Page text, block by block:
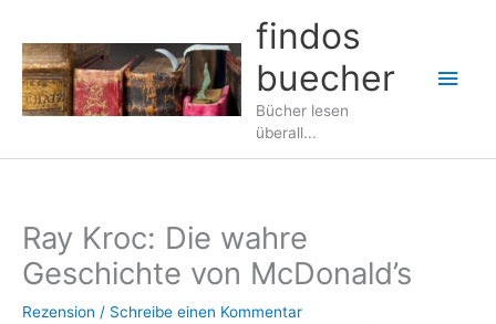
Inhalt
springen
findos
buecher
Bücher lesen
überall...
Ray Kroc: Die wahre
Geschichte von McDonald’s
Rezension / Schreibe einen Kommentar